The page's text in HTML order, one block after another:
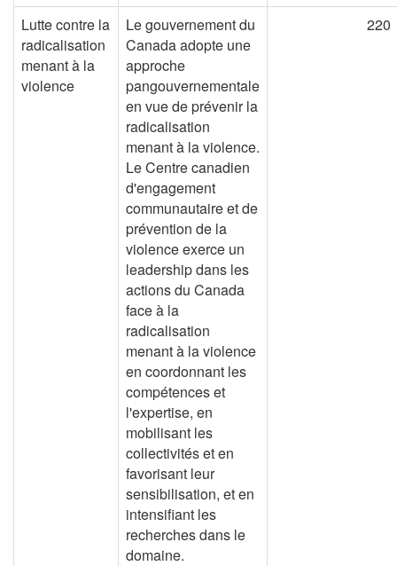
Lutte contre la
radicalisation
menant à la
violence
Le gouvernement du
Canada adopte une
approche
pangouvernementale
en vue de prévenir la
radicalisation
menant à la violence.
Le Centre canadien
d'engagement
communautaire et de
prévention de la
violence exerce un
leadership dans les
actions du Canada
face à la
radicalisation
menant à la violence
en coordonnant les
compétences et
l'expertise, en
mobilisant les
collectivités et en
favorisant leur
sensibilisation, et en
intensifiant les
recherches dans le
domaine.
220